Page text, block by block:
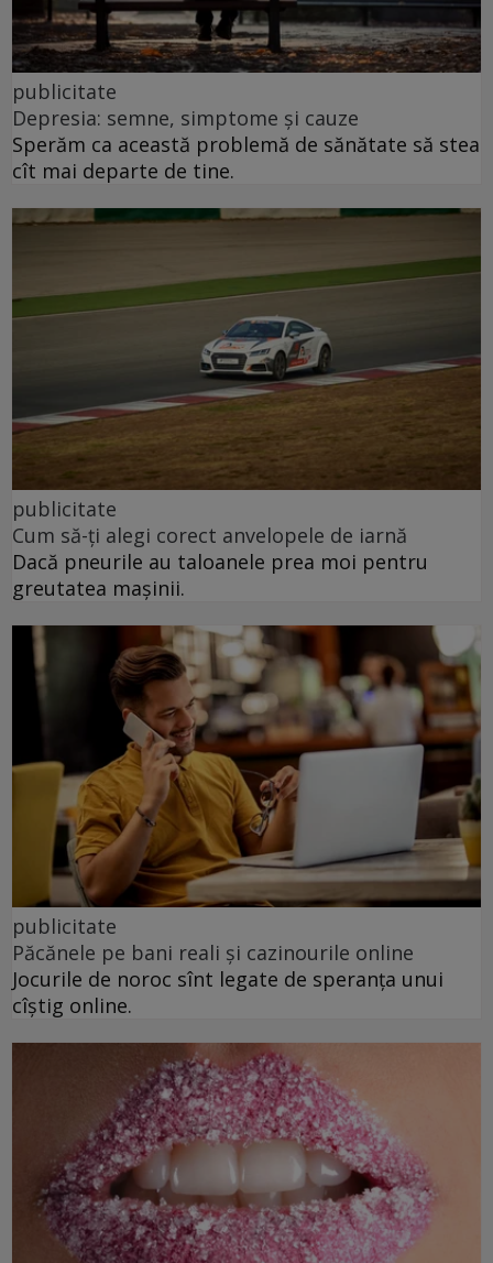
publicitate
Depresia: semne, simptome și cauze
Sperăm ca această problemă de sănătate să stea
cît mai departe de tine.
publicitate
Cum să-ți alegi corect anvelopele de iarnă
Dacă pneurile au taloanele prea moi pentru
greutatea mașinii.
publicitate
Păcănele pe bani reali și cazinourile online
Jocurile de noroc sînt legate de speranța unui
cîștig online.